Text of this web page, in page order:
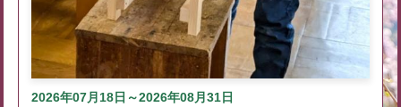
2026年07月18日～2026年08月31日